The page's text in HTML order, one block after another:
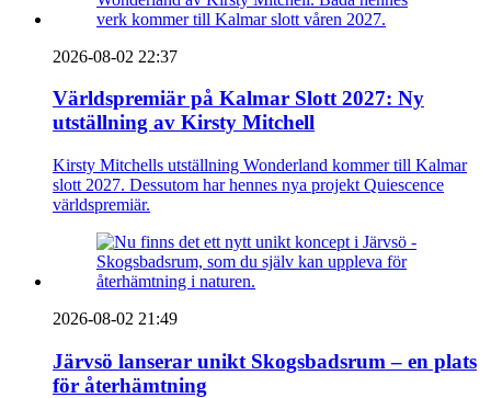
2026-08-02 22:37
Världspremiär på Kalmar Slott 2027: Ny
utställning av Kirsty Mitchell
Kirsty Mitchells utställning Wonderland kommer till Kalmar
slott 2027. Dessutom har hennes nya projekt Quiescence
världspremiär.
2026-08-02 21:49
Järvsö lanserar unikt Skogsbadsrum – en plats
för återhämtning